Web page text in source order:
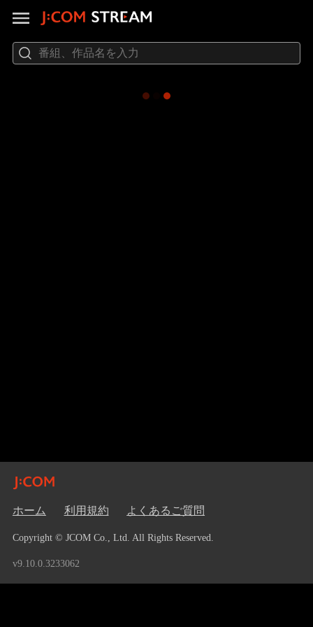
ホーム 利用規約 よくあるご質問
Copyright © JCOM Co., Ltd. All Rights Reserved.
v9.10.0.3233062